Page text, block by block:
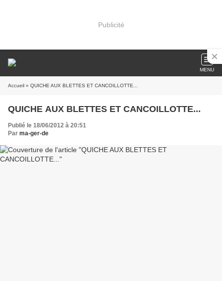
Publicité
MENU
Accueil » QUICHE AUX BLETTES ET CANCOILLOTTE...
QUICHE AUX BLETTES ET CANCOILLOTTE...
Publié le 18/06/2012 à 20:51
Par ma-ger-de